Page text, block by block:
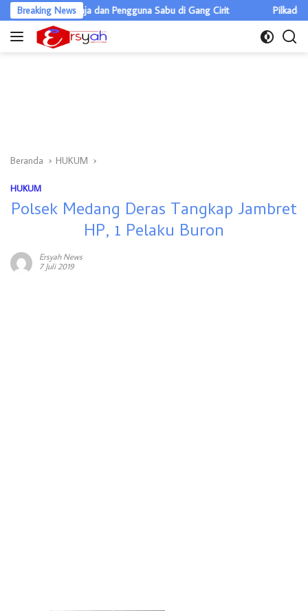
Langsung
ke
Breaking News
Ganja dan Pengguna Sabu di Gang Cirit Pilkades Pulau
Beranda HUKUM
HUKUM
Polsek Medang Deras Tangkap Jambret
HP, 1 Pelaku Buron
Ersyah News
7 Juli 2019